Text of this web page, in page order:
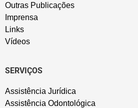
Outras Publicações
Imprensa
Links
Vídeos
SERVIÇOS
Assistência Jurídica
Assistência Odontológica